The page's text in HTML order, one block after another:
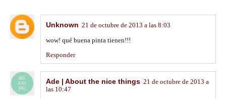
Unknown 21 de octubre de 2013 a las 8:03
wow! qué buena pinta tienen!!!
Responder
Ade | About the nice things 21 de octubre de 2013 a
las 10:47